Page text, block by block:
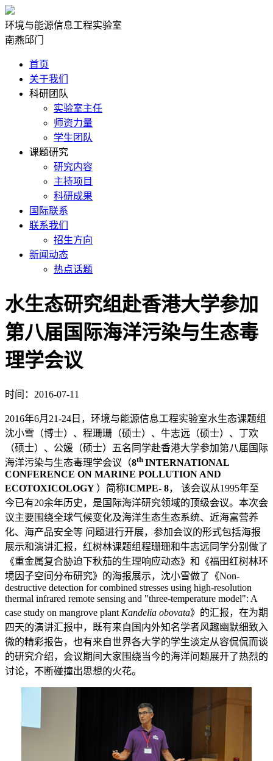
环境与能源信息工程实验室
南燕邱门
首页
关于我们
科研团队
实验室主任
师资力量
学生团队
课题研究
研究内容
主持项目
科研成果
国际联系
联系我们
招生方向
新闻动态
热点话题
水生态研究组赴香港大学参加
第八届国际海洋污染与生态毒
理学会议
时间：2016-07-11
2016年6月 21-24 日，环境与能源信息工程实验室水生态课题组
沈小雪（博士）、程珊珊（硕士）、牛志远（硕士）、丁欢
（硕士）、公媛（硕士）五名同学赴香港大学参加第八届国际
海洋污染与生态毒理学会议（8th INTERNATIONAL
CONFERENCE ON MARINE POLLUTION AND
ECOTOXICOLOGY ）简称ICMPE- 8， 该会议从1995年至
今已有20余年历史，是国际海洋研究领域的顶级会议。本次会
议主要围绕全球气候变化及海洋生态生态系统、近海富营养
化、海产品安全等 问题进行开展，参加会议的形式包括海报
展示和演讲汇报，红树林课题组程珊珊和牛志远同学分别做了
《重金属复合胁迫下秋茄的生理响应动态》和《福田红树林环
境因子空间分布研究》的海报展示，沈小雪做了《Non-
destructive detection for combined stresses using high-resolution
thermal infrared remote sensing and "three-temperature model": A
case study on mangrove plant Kandelia obovata》的汇报，在为期
四天的演讲汇报中，既有来自国内外知名学者风趣幽默细致入
微的精彩报告，也有来自世界各大学的学生淡定从容侃侃而谈
的研究介绍，会议期间大家围绕当今的海洋问题展开了热烈的
讨论，不断碰撞出思想的火花。